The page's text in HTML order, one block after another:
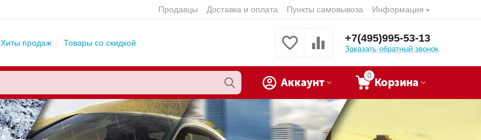
Продавцы Доставка и оплата Пункты самовывоза Информация
Хиты продаж Товары со скидкой +7(495)995-53-13
Заказать обратный звонок
0
Корзина
Аккаунт